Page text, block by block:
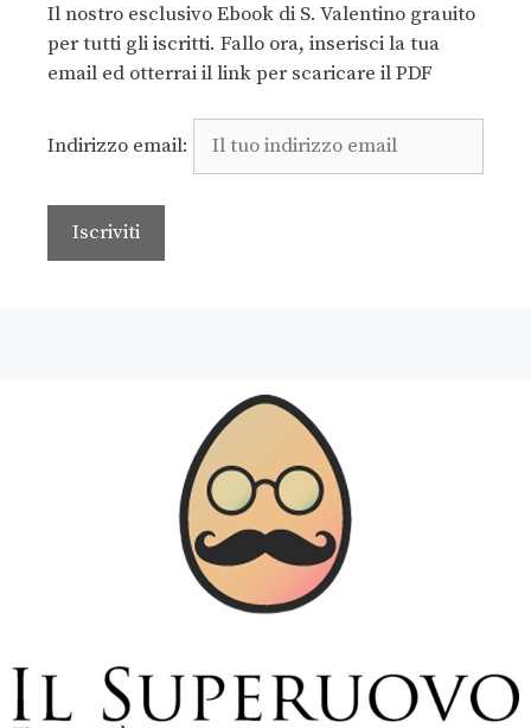
Il nostro esclusivo Ebook di S. Valentino grauito
per tutti gli iscritti. Fallo ora, inserisci la tua
email ed otterrai il link per scaricare il PDF
Indirizzo email: